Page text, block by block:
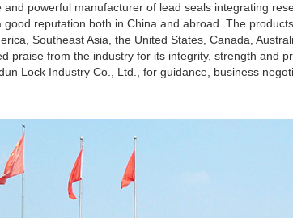
powerful manufacturer of lead seals integrating
good reputation both in China and abroad. The
Southeast Asia, the United States, Canada,
praise from the industry for its integrity, strength and
Lock Industry Co., Ltd., for guidance, business